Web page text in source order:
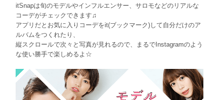
itSnapは旬のモデルやインフルエンサー、サロモなどのリアルな
コーデがチェックできます♫
アプリだとお気に入りコーデをit(ブックマーク)して自分だけのア
ルバムをつくれたり、
縦スクロールで次々と写真が見れるので、まるでInstagramのよう
な使い勝手で楽しめるよ☆